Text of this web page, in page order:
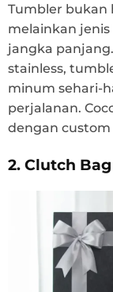
Tumbler bukan
melainkan
jangka
stainless,
minum sehari-
perjalanan.
dengan
2. Clutch